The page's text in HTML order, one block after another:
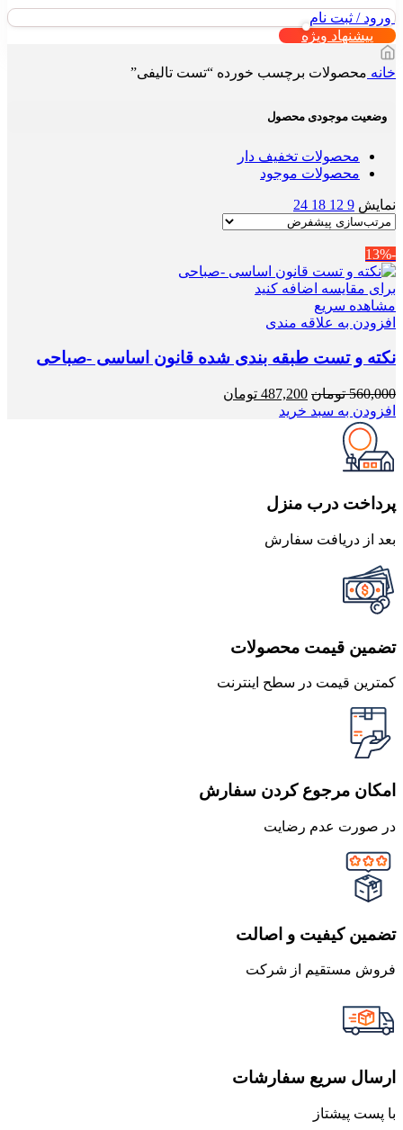
ورود / ثبت نام
پیشنهاد ویژه
خانه محصولات برچسب خورده “تست تالیفی”
وضعیت موجودی محصول
محصولات تخفیف دار
محصولات موجود
نمایش 9
12
18
24
-13%
برای مقایسه اضافه کنید
مشاهده سریع
افزودن به علاقه مندی
نکته و تست طبقه بندی شده قانون اساسی -صباحی
560,000 تومان قیمت
اصلی
487,200 تومان
افزودن به سبد خرید
پرداخت درب منزل
بعد از دریافت سفارش
تضمین قیمت محصولات
کمترین قیمت در سطح اینترنت
امکان مرجوع کردن سفارش
در صورت عدم رضایت
تضمین کیفیت و اصالت
فروش مستقیم از شرکت
ارسال سریع سفارشات
با پست پیشتاز